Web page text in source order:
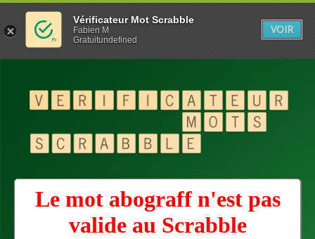
Le mot abograff n'est pas
valide au Scrabble
Vérificateur Mot Scrabble
Fabien M
Gratuitundefined
VOIR